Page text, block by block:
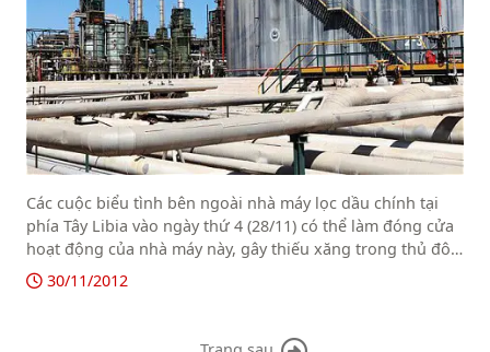
Các cuộc biểu tình bên ngoài nhà máy lọc dầu chính tại
phía Tây Libia vào ngày thứ 4 (28/11) có thể làm đóng cửa
hoạt động của nhà máy này, gây thiếu xăng trong thủ đô,
Thứ trưởng dầu mỏ, Omar Shakmak cho biết.
30/11/2012